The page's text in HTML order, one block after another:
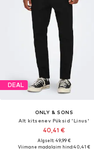
DEAL
ONLY & SONS
Alt kitsenev Püksid 'Linus'
40,41 €
Algselt: 49,99 €
Viimane madalaim hind:40,41 €